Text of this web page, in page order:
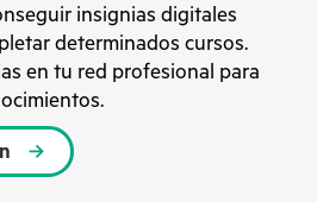
insignias digitales
determinados cursos.
en tu red profesional para